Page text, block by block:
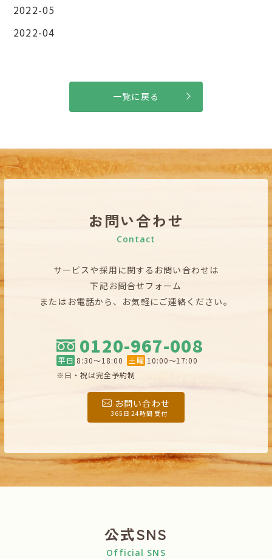
2022-05
2022-04
一覧に戻る
お問い合わせ
Contact
サービスや採用に関するお問い合わせは
下記お問合せフォーム
またはお電話から、お気軽にご連絡ください。
0120-967-008
平日 8:30〜18:00 土曜 10:00〜17:00
※日・祝は完全予約制
お問い合わせ
365日 24時間 受付
公式SNS
Official SNS